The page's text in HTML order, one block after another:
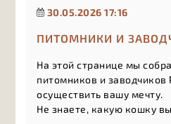
30.05.2026 17:16
ПИТОМНИКИ И
На этой странице мы
питомников и заводчиков
осуществить вашу мечту.
Не знаете, какую кошку